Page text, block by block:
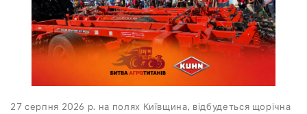
27 серпня 2026 р. на полях Київщина, відбудеться щорічна